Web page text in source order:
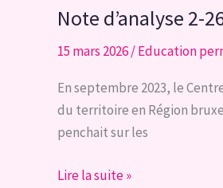
CHAQUE
l
nos
enseignants,
en
Fédération
Bruxelles,
Note d’analyse 2-
15 mars 2026/Education
En septembre 2023, le
du territoire en Région
penchait sur les
Note
Lire la suite »